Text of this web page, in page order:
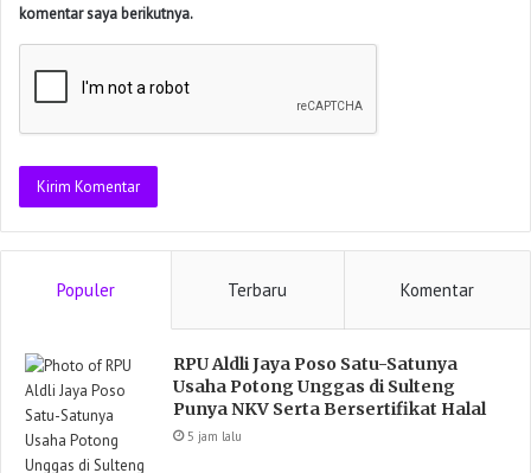
komentar saya berikutnya.
Populer Terbaru Komentar
RPU Aldli Jaya Poso Satu-Satunya
Usaha Potong Unggas di Sulteng
Punya NKV Serta Bersertifikat Halal
5 jam lalu